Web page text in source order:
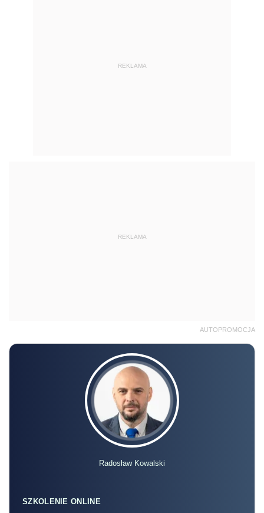
REKLAMA
REKLAMA
AUTOPROMOCJA
Radosław Kowalski
SZKOLENIE ONLINE